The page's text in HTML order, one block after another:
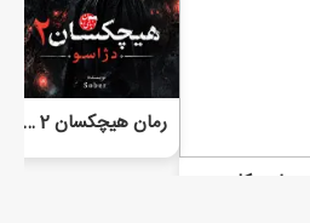
رمان دکل
رمان هیچکسان 2 (دژاسو)